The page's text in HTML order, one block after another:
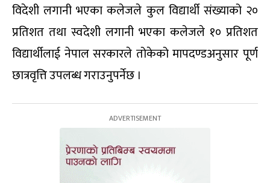
विदेशी लगानी भएका कलेजले कुल विद्यार्थी संख्याको २०
प्रतिशत तथा स्वदेशी लगानी भएका कलेजले १० प्रतिशत
विद्यार्थीलाई नेपाल सरकारले तोकेको मापदण्डअनुसार पूर्ण
छात्रवृत्ति उपलब्ध गराउनुपर्नेछ ।